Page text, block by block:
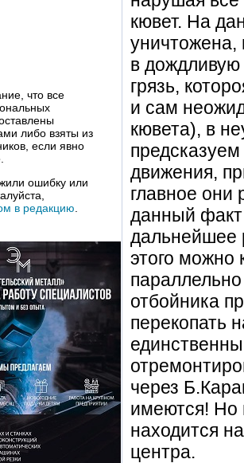
кювет. На
уничтожена,
в дождливую
грязь,
и сам
кювета), в
движения,
главное они
данный факт
дальнейшее
этого можно
отбойника
перекопать
через
имеются! Но
находится
центра.
что все
либо взяты из
если явно
ошибку или
в редакцию